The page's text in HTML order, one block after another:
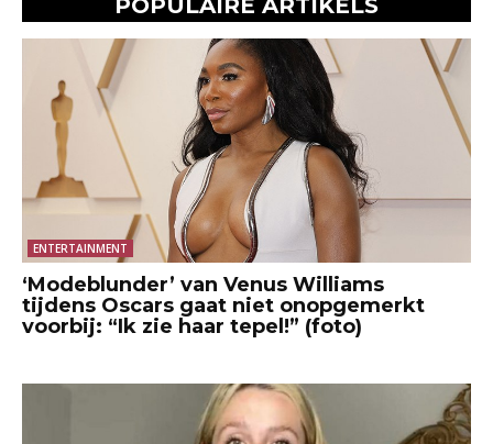
ENTERTAINMENT
‘Modeblunder’ van Venus Williams
tijdens Oscars gaat niet onopgemerkt
voorbij: “Ik zie haar tepel!” (foto)